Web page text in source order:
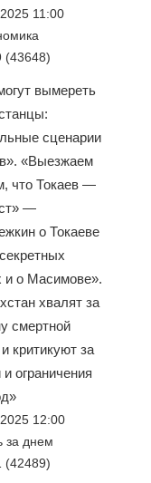
11:00
(43648)
вымереть
сценарии
«Выезжаем
что Токаев —
—
о Токаеве
и о Масимове».
хвалят за
смертной
и критикуют за
и ограничения
12:00
за днем
(42489)